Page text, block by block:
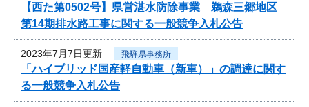
【西た第0502号】県営湛水防除事業 鵜森三郷地区
第14期排水路工事に関する一般競争入札公告
2023年7月7日更新 飛騨県事務所
「ハイブリッド国産軽自動車（新車）」の調達に関す
る一般競争入札公告